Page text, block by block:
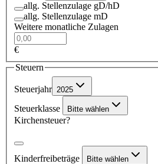
allg. Stellenzulage gD/hD
allg. Stellenzulage mD
Weitere monatliche Zulagen
€
Steuern
Steuerjahr 2025
Steuerklasse Bitte wählen
Kirchensteuer?
Kinderfreibeträge Bitte wählen